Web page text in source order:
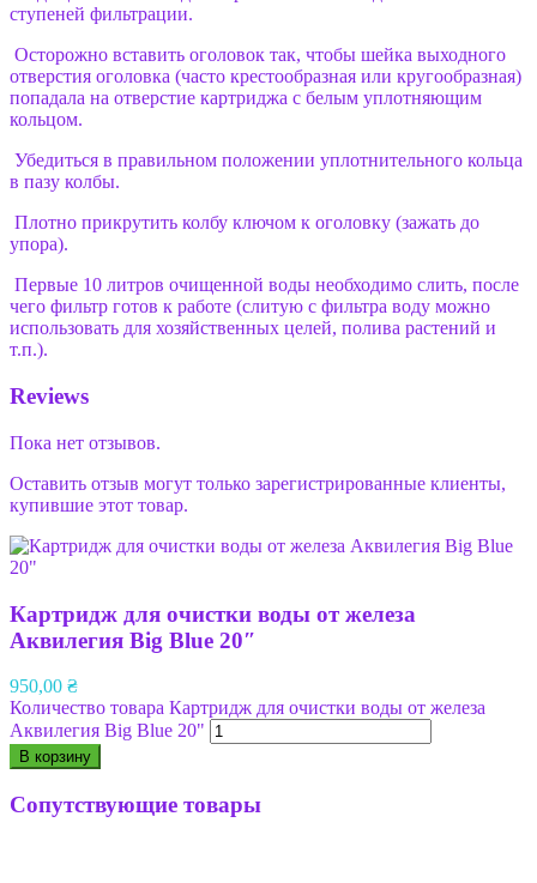
ступеней фильтрации.
Осторожно вставить оголовок так, чтобы шейка выходного
отверстия оголовка (часто крестообразная или кругообразная)
попадала на отверстие картриджа с белым уплотняющим
кольцом.
Убедиться в правильном положении уплотнительного кольца
в пазу колбы.
Плотно прикрутить колбу ключом к оголовку (зажать до
упора).
Первые 10 литров очищенной воды необходимо слить, после
чего фильтр готов к работе (слитую с фильтра воду можно
использовать для хозяйственных целей, полива растений и
т.п.).
Reviews
Пока нет отзывов.
Оставить отзыв могут только зарегистрированные клиенты,
купившие этот товар.
Картридж для очистки воды от железа
Аквилегия Big Blue 20″
950,00 ₴
Количество товара Картридж для очистки воды от железа
Аквилегия Big Blue 20"
В корзину
Сопутствующие товары